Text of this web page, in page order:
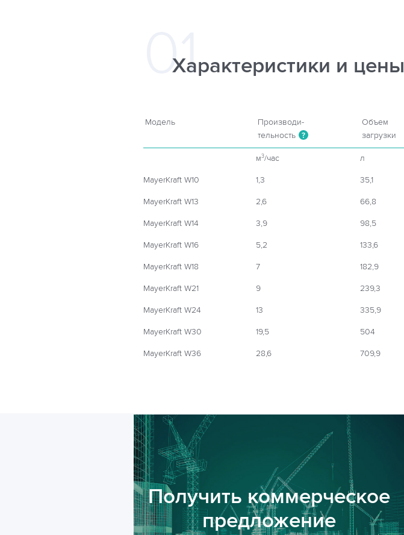
Характеристики и цены
Модель Производи- Объем
тельность
? загрузки
м3/час л
MayerKraft W10 1,3 35,1
MayerKraft W13 2,6 66,8
MayerKraft W14 3,9 98,5
MayerKraft W16 5,2 133,6
MayerKraft W18 7 182,9
MayerKraft W21 9 239,3
MayerKraft W24 13 335,9
MayerKraft W30 19,5 504
MayerKraft W36 28,6 709,9
Получить коммерческое
предложение